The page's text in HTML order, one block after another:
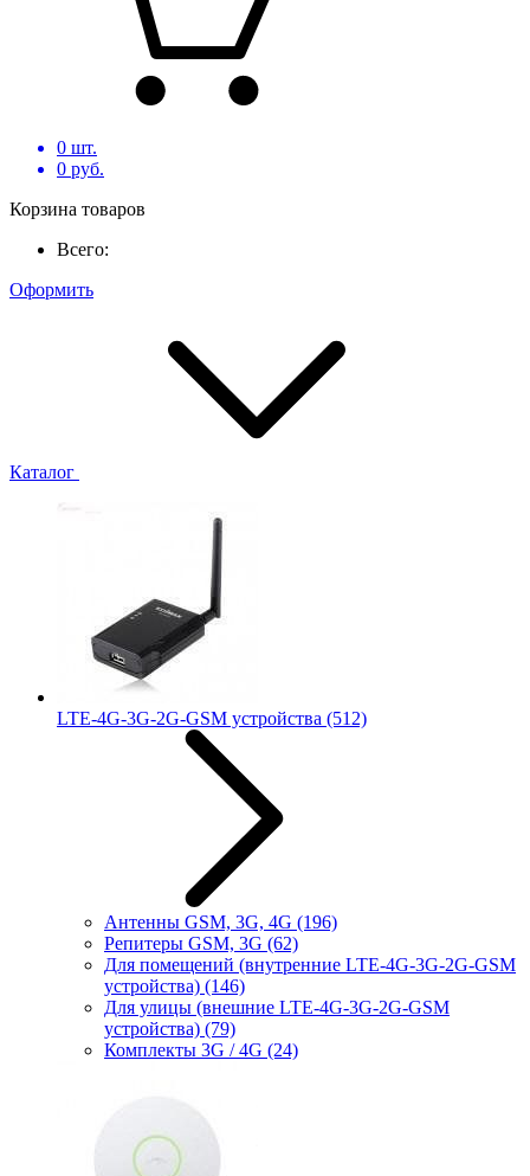
0 шт.
0 руб.
Корзина товаров
Всего:
Оформить
Каталог
LTE-4G-3G-2G-GSM устройства (512)
Антенны GSM, 3G, 4G (196)
Репитеры GSM, 3G (62)
Для помещений (внутренние LTE-4G-3G-2G-GSM
устройства) (146)
Для улицы (внешние LTE-4G-3G-2G-GSM
устройства) (79)
Комплекты 3G / 4G (24)